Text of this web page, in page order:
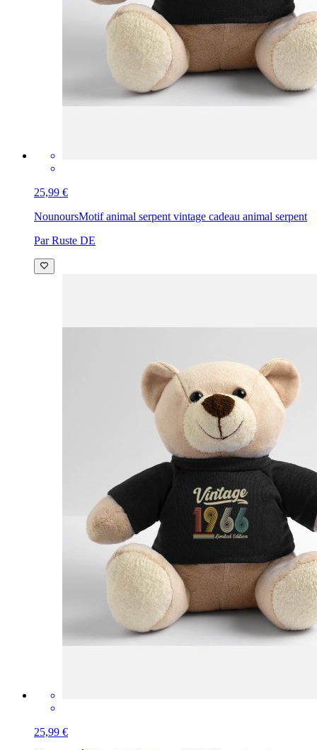
25,99 €
NounoursMotif animal serpent vintage cadeau animal serpent
Par Ruste DE
25,99 €